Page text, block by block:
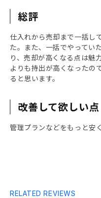
総評
仕入れから売却まで一括し
た。また、一括でやってい
り、売却が高くなる点は魅
よりも持出が高くなったの
ると思います。
改善して欲しい点
管理プランなどをもっと安
RELATED REVIEWS